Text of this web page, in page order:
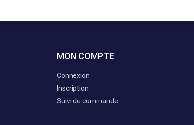
MON COMPTE
Connexion
Inscription
Suivi de commande